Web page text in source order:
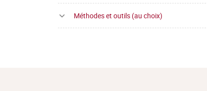
Méthodes et outils (au choix)